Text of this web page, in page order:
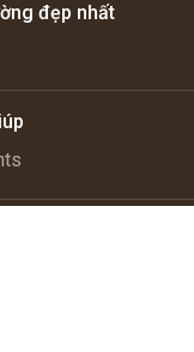
đẹp nhất